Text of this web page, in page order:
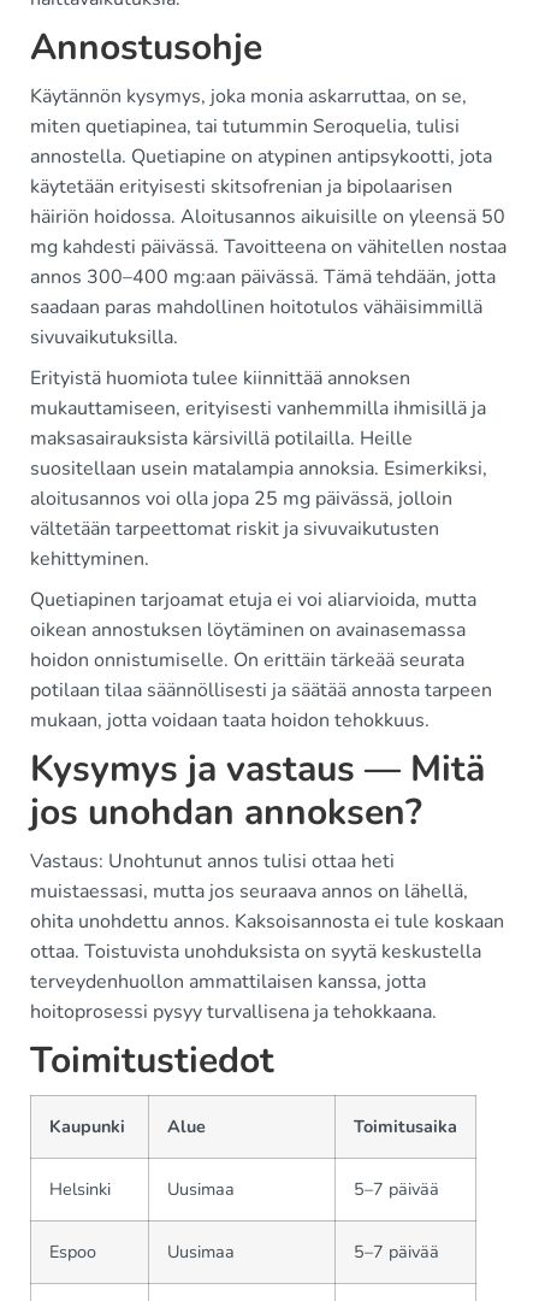
Annostusohje
Käytännön kysymys, joka monia askarruttaa, on se,
miten quetiapinea, tai tutummin Seroquelia, tulisi
annostella. Quetiapine on atypinen antipsykootti, jota
käytetään erityisesti skitsofrenian ja bipolaarisen
häiriön hoidossa. Aloitusannos aikuisille on yleensä 50
mg kahdesti päivässä. Tavoitteena on vähitellen nostaa
annos 300–400 mg:aan päivässä. Tämä tehdään, jotta
saadaan paras mahdollinen hoitotulos vähäisimmillä
sivuvaikutuksilla.
Erityistä huomiota tulee kiinnittää annoksen
mukauttamiseen, erityisesti vanhemmilla ihmisillä ja
maksasairauksista kärsivillä potilailla. Heille
suositellaan usein matalampia annoksia. Esimerkiksi,
aloitusannos voi olla jopa 25 mg päivässä, jolloin
vältetään tarpeettomat riskit ja sivuvaikutusten
kehittyminen.
Quetiapinen tarjoamat etuja ei voi aliarvioida, mutta
oikean annostuksen löytäminen on avainasemassa
hoidon onnistumiselle. On erittäin tärkeää seurata
potilaan tilaa säännöllisesti ja säätää annosta tarpeen
mukaan, jotta voidaan taata hoidon tehokkuus.
Kysymys ja vastaus — Mitä
jos unohdan annoksen?
Vastaus: Unohtunut annos tulisi ottaa heti
muistaessasi, mutta jos seuraava annos on lähellä,
ohita unohdettu annos. Kaksoisannosta ei tule koskaan
ottaa. Toistuvista unohduksista on syytä keskustella
terveydenhuollon ammattilaisen kanssa, jotta
hoitoprosessi pysyy turvallisena ja tehokkaana.
Toimitustiedot
Kaupunki Alue Toimitusaika
Helsinki Uusimaa 5–7 päivää
Espoo Uusimaa 5–7 päivää